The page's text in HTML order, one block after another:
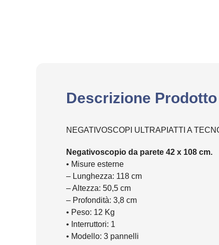
Descrizione Prodotto
NEGATIVOSCOPI ULTRAPIATTI A
Negativoscopio da parete 42 x 108 cm.
• Misure esterne
– Lunghezza: 118 cm
– Altezza: 50,5 cm
– Profondità: 3,8 cm
• Peso: 12 Kg
• Interruttori: 1
• Modello: 3 pannelli